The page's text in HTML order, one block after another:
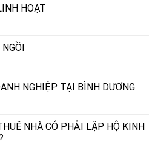
HOẠT
NGHIỆP TẠI BÌNH DƯƠNG
NHÀ CÓ PHẢI LẬP HỘ KINH